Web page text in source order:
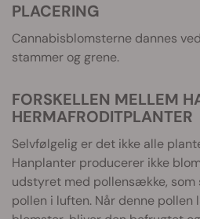
PLACERING
Cannabisblomsterne dannes
stammer og grene.
FORSKELLEN MELLEM HAN-, HUN- OG
HERMAFRODITPLANTER
Selvfølgelig er det ikke alle
Hanplanter producerer ikke
udstyret med pollensække,
pollen i luften. Når denne pollen